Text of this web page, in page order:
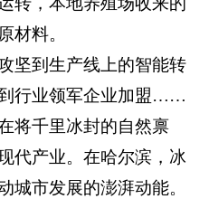
材料。
坚到生产线上的智能转
行业领军企业加盟……
将千里冰封的自然禀
代产业。在哈尔滨，冰
城市发展的澎湃动能。